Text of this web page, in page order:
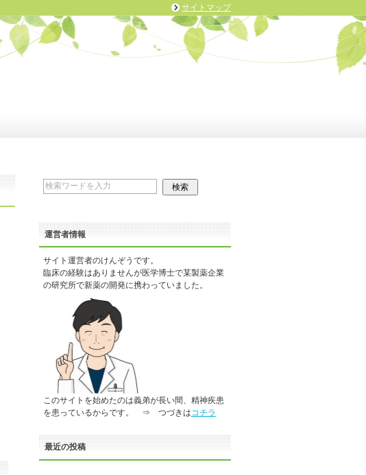
運営者情報
サイト運営者のけんぞうです。
臨床の経験はありませんが医学博士で某製薬企業
の研究所で新薬の開発に携わっていました。
このサイトを始めたのは義弟が長い間、精神疾患
を患っているからです。 ⇒ つづきはコチラ
最近の投稿
サイトマップ